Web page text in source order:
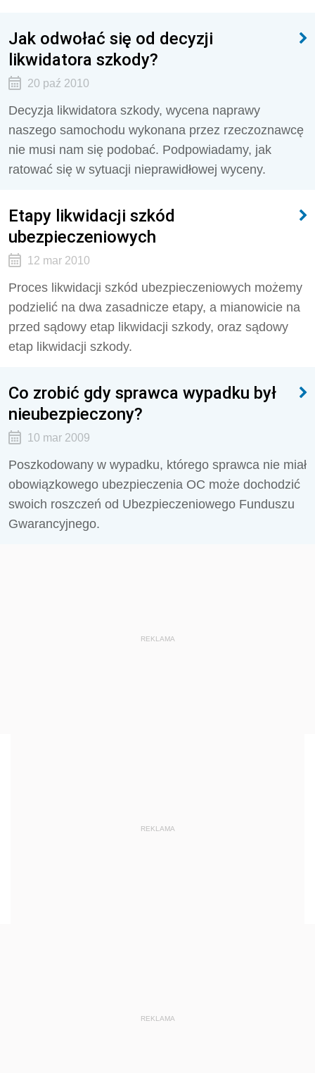
Jak odwołać się od decyzji
likwidatora szkody?
20 paź 2010
Decyzja likwidatora szkody, wycena naprawy
naszego samochodu wykonana przez rzeczoznawcę
nie musi nam się podobać. Podpowiadamy, jak
ratować się w sytuacji nieprawidłowej wyceny.
Etapy likwidacji szkód
ubezpieczeniowych
12 mar 2010
Proces likwidacji szkód ubezpieczeniowych możemy
podzielić na dwa zasadnicze etapy, a mianowicie na
przed sądowy etap likwidacji szkody, oraz sądowy
etap likwidacji szkody.
Co zrobić gdy sprawca wypadku był
nieubezpieczony?
10 mar 2009
Poszkodowany w wypadku, którego sprawca nie miał
obowiązkowego ubezpieczenia OC może dochodzić
swoich roszczeń od Ubezpieczeniowego Funduszu
Gwarancyjnego.
REKLAMA
REKLAMA
REKLAMA